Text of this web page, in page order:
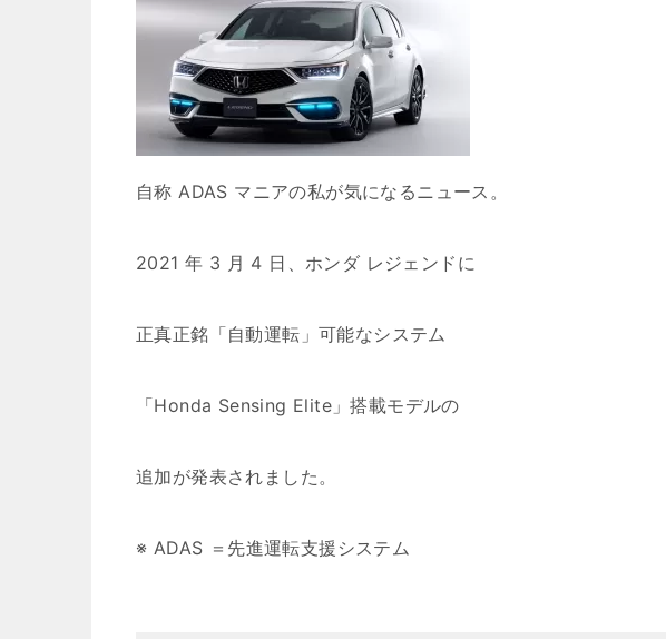
自称 ADAS マニアの私が気になるニュース。
2021 年 3 月 4 日、 ホンダ レジェンド に
正真正銘「自動運転」可能なシステム
「Honda Sensing Elite」搭載モデルの
追加が発表されました。
※ ADAS ＝先進運転支援システム